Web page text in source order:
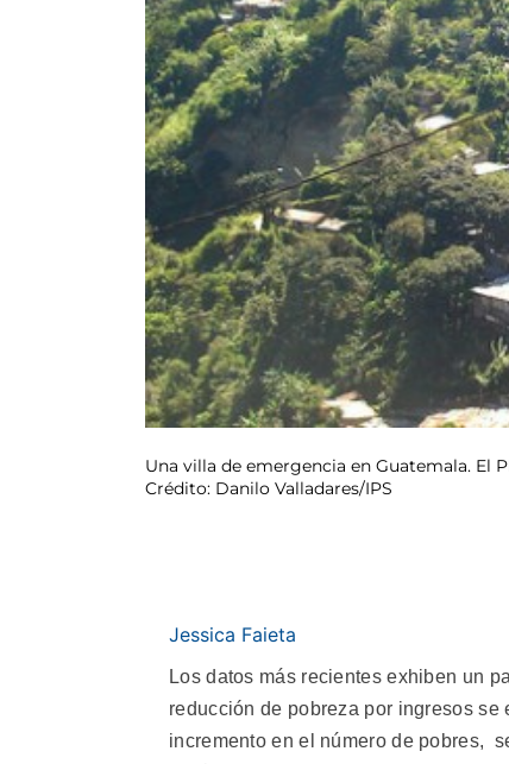
Una villa de emergencia en Guatemala. El
Crédito: Danilo Valladares/IPS
Jessica Faieta
Los datos más recientes exhiben un
reducción de pobreza por ingresos se
incremento en el número de pobres,